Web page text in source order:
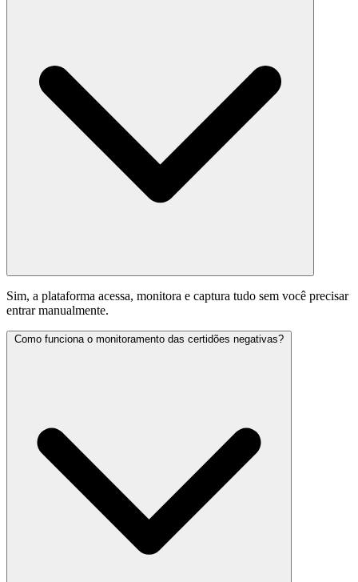
Sim, a plataforma acessa, monitora e captura tudo sem você precisar
entrar manualmente.
Como funciona o monitoramento das certidões negativas?